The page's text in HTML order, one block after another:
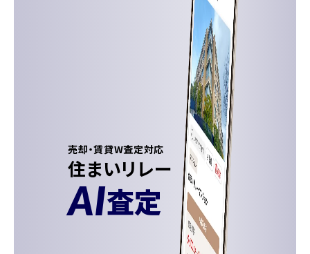
売却・賃貸W査定対応
住まいリレー
AI査定